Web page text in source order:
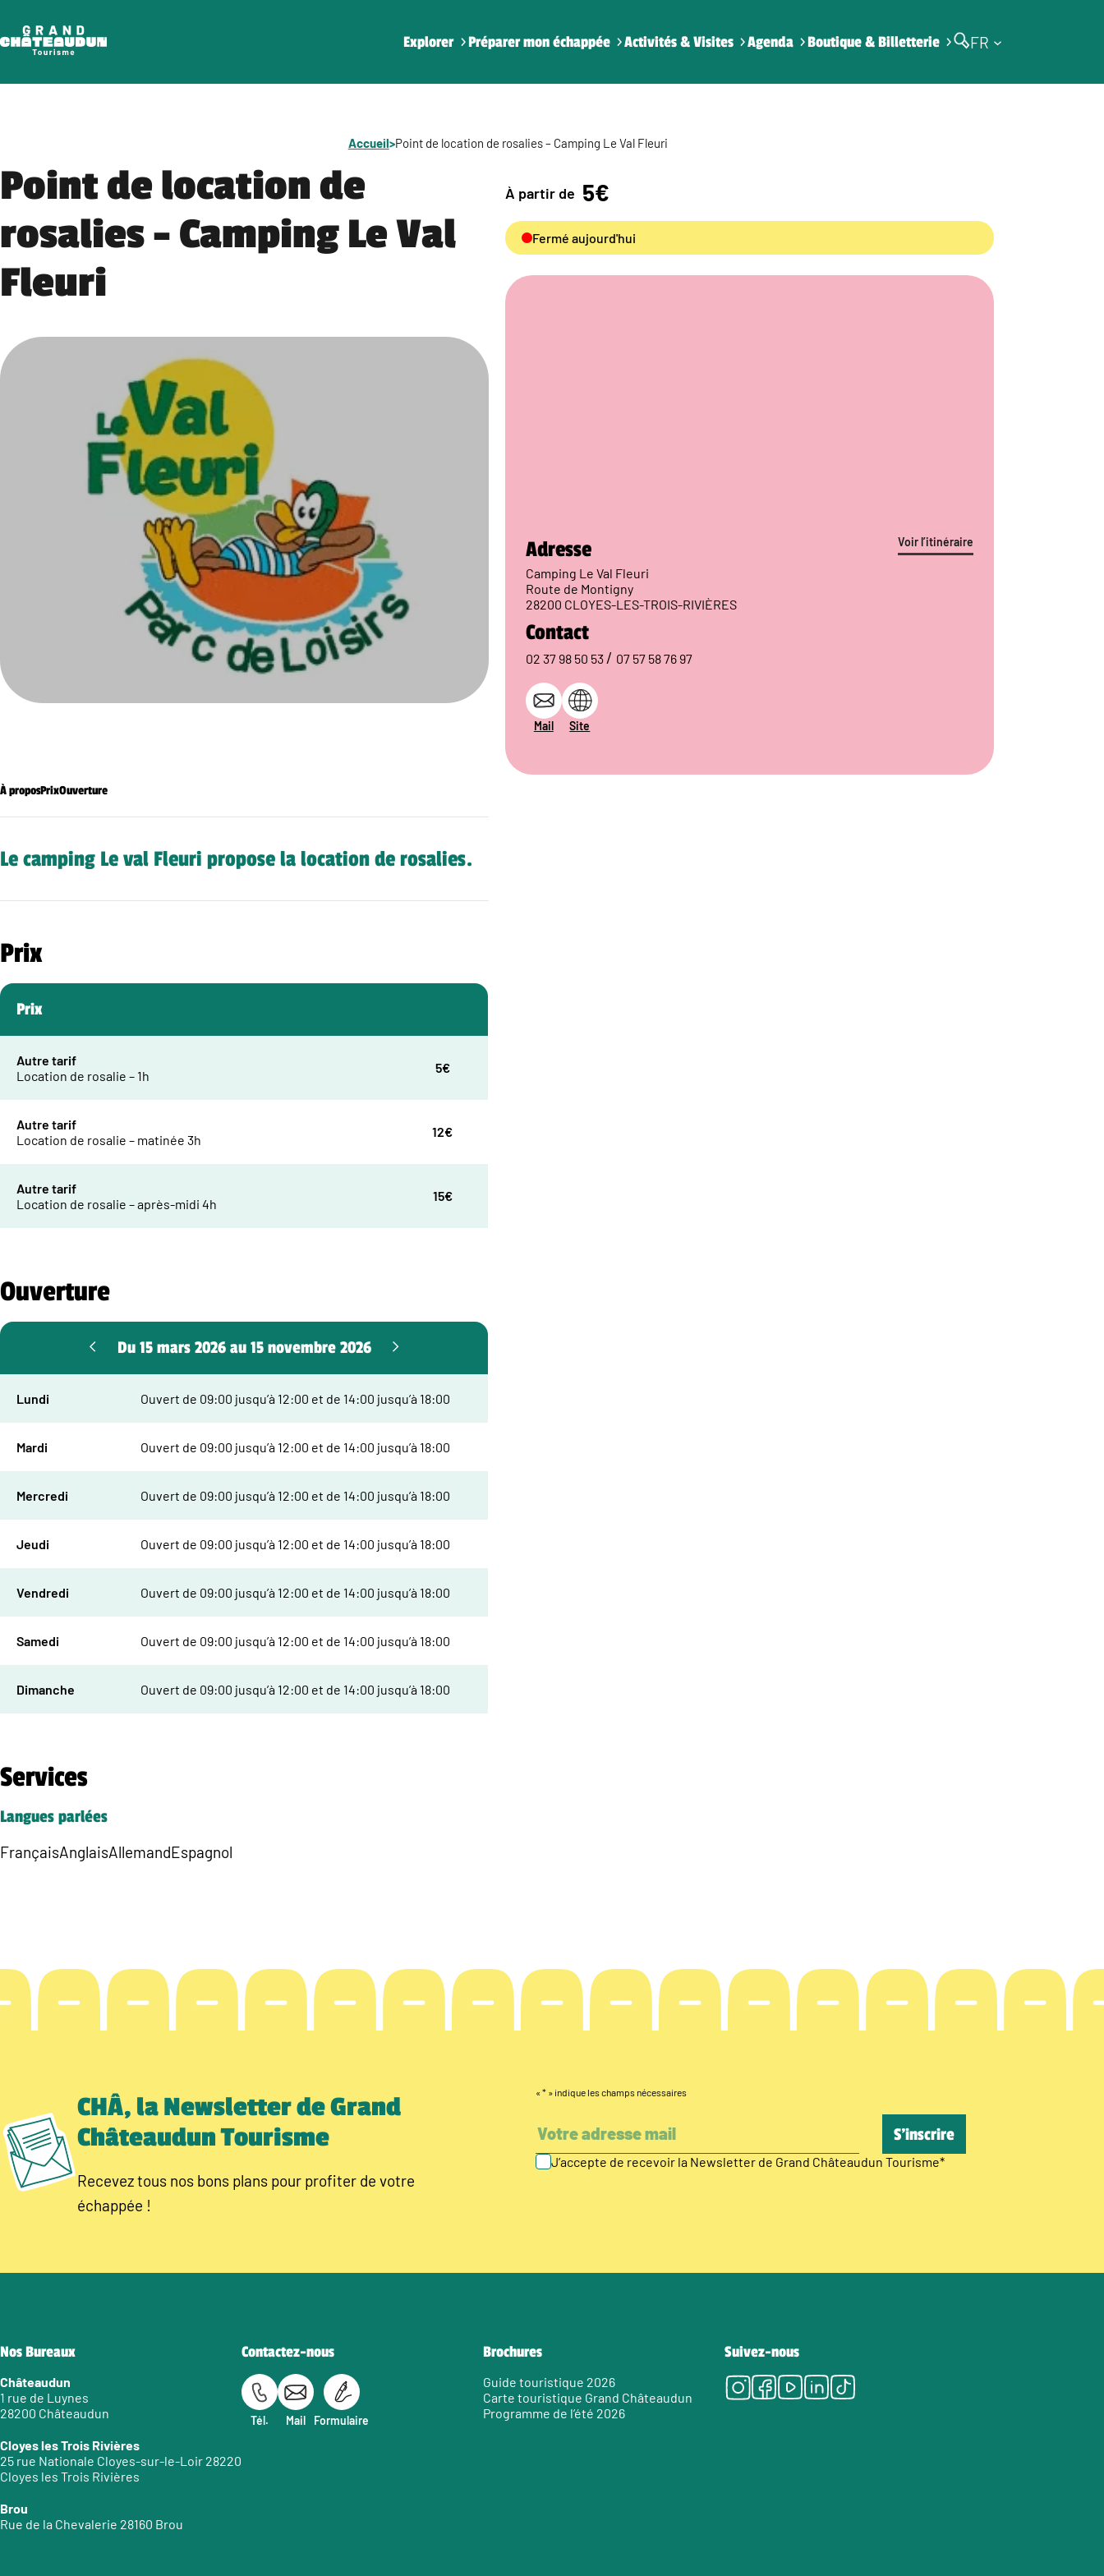
contenu
Explorer Préparer mon échappée Activités & Visites Agenda Boutique & Billetterie FR
Accueil>Point de location de rosalies – Camping Le Val Fleuri
Point de location de
rosalies – Camping Le Val
Fleuri
À proposPrixOuverture
Le camping Le val Fleuri propose la location de rosalies.
Prix
Prix
Autre tarif
Location de rosalie – 1h
5€
Autre tarif
Location de rosalie – matinée 3h
12€
Autre tarif
Location de rosalie – après-midi 4h
15€
Ouverture
Du 15 mars 2026 au 15 novembre 2026
Lundi Ouvert de 09:00 jusqu’à 12:00 et de 14:00 jusqu’à 18:00
Mardi Ouvert de 09:00 jusqu’à 12:00 et de 14:00 jusqu’à 18:00
Mercredi Ouvert de 09:00 jusqu’à 12:00 et de 14:00 jusqu’à 18:00
Jeudi Ouvert de 09:00 jusqu’à 12:00 et de 14:00 jusqu’à 18:00
Vendredi Ouvert de 09:00 jusqu’à 12:00 et de 14:00 jusqu’à 18:00
Samedi Ouvert de 09:00 jusqu’à 12:00 et de 14:00 jusqu’à 18:00
Dimanche Ouvert de 09:00 jusqu’à 12:00 et de 14:00 jusqu’à 18:00
Services
Langues parlées
FrançaisAnglaisAllemandEspagnol
À partir de 5€
Fermé aujourd'hui
Voir l’itinéraire
Adresse
Camping Le Val Fleuri
Route de Montigny
28200 CLOYES-LES-TROIS-RIVIÈRES
Contact
02 37 98 50 53 / 07 57 58 76 97
Mail Site
CHÂ, la Newsletter de Grand
Châteaudun Tourisme
Recevez tous nos bons plans pour profiter de votre
échappée !
« * » indique les champs nécessaires
J’accepte de recevoir la Newsletter de Grand Châteaudun Tourisme*
Nos Bureaux
Châteaudun
1 rue de Luynes
28200 Châteaudun
Cloyes les Trois Rivières
25 rue Nationale Cloyes-sur-le-Loir 28220
Cloyes les Trois Rivières
Brou
Rue de la Chevalerie 28160 Brou
Contactez-nous
Tél. Mail Formulaire
Brochures
Guide touristique 2026
Carte touristique Grand Châteaudun
Programme de l’été 2026
Suivez-nous
Instagram
Facebook
Youtube
LinkedIn
Tiktok